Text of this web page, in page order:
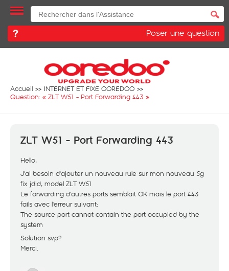
Poser une question
Accueil
INTERNET ET FIXE OOREDOO
Question: « ZLT W51 - Port Forwarding 443 »
ZLT W51 - Port Forwarding 443
Hello,
J'ai besoin d'ajouter un nouveau rule sur mon nouveau 5g
fix jdid, model ZLT W51
Le forwarding d'autres ports semblait OK mais le port 443
fails avec l'erreur suivant:
The source port cannot contain the port occupied by the
system
Solution svp?
Merci.